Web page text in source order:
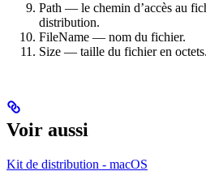
Path — le chemin d’accès au
distribution.
FileName — nom du fichier.
Size — taille du fichier en octets.
Voir aussi
Kit de distribution - macOS